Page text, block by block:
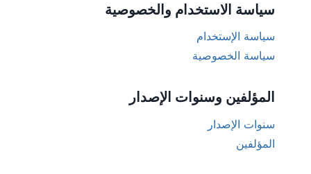
سياسة الاستخدام والخصوصية
سياسة الإستخدام
سياسة الخصوصية
المؤلفين وسنوات الإصدار
سنوات الإصدار
المؤلفين